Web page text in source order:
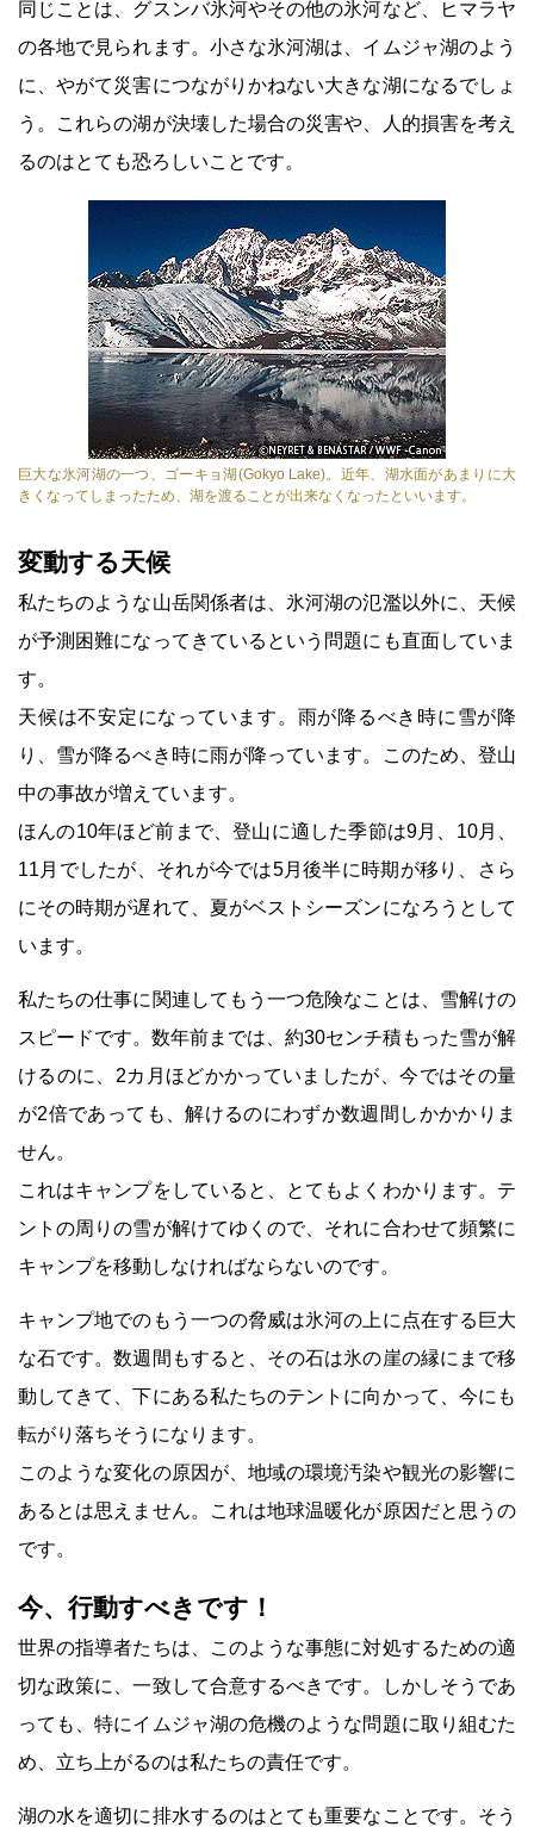
同じことは、グスンバ氷河やその他の氷河など、ヒマラヤ
の各地で見られます。小さな氷河湖は、イムジャ湖のよう
に、やがて災害につながりかねない大きな湖になるでしょ
う。これらの湖が決壊した場合の災害や、人的損害を考え
るのはとても恐ろしいことです。
巨大な氷河湖の一つ、ゴーキョ湖(Gokyo Lake)。近年、湖水面があまりに大
きくなってしまったため、湖を渡ることが出来なくなったといいます。
変動する天候
私たちのような山岳関係者は、氷河湖の氾濫以外に、天候
が予測困難になってきているという問題にも直面していま
す。
天候は不安定になっています。雨が降るべき時に雪が降
り、雪が降るべき時に雨が降っています。このため、登山
中の事故が増えています。
ほんの10年ほど前まで、登山に適した季節は9月、10月、
11月でしたが、それが今では5月後半に時期が移り、さら
にその時期が遅れて、夏がベストシーズンになろうとして
います。
私たちの仕事に関連してもう一つ危険なことは、雪解けの
スピードです。数年前までは、約30センチ積もった雪が解
けるのに、2カ月ほどかかっていましたが、今ではその量
が2倍であっても、解けるのにわずか数週間しかかかりま
せん。
これはキャンプをしていると、とてもよくわかります。テ
ントの周りの雪が解けてゆくので、それに合わせて頻繁に
キャンプを移動しなければならないのです。
キャンプ地でのもう一つの脅威は氷河の上に点在する巨大
な石です。数週間もすると、その石は氷の崖の縁にまで移
動してきて、下にある私たちのテントに向かって、今にも
転がり落ちそうになります。
このような変化の原因が、地域の環境汚染や観光の影響に
あるとは思えません。これは地球温暖化が原因だと思うの
です。
今、行動すべきです！
世界の指導者たちは、このような事態に対処するための適
切な政策に、一致して合意するべきです。しかしそうであ
っても、特にイムジャ湖の危機のような問題に取り組むた
め、立ち上がるのは私たちの責任です。
湖の水を適切に排水するのはとても重要なことです。そう